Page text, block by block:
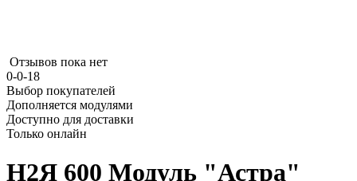
Отзывов пока нет
0-0-18
Выбор покупателей
Дополняется модулями
Доступно для доставки
Только онлайн
Н2Я 600 Модуль "Астра"